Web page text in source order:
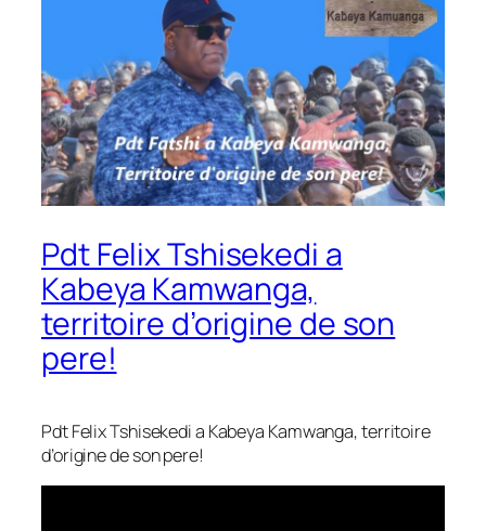
Pdt Felix Tshisekedi a
Kabeya Kamwanga,
territoire d’origine de son
pere!
Pdt Felix Tshisekedi a Kabeya Kamwanga, territoire
d’origine de son pere!